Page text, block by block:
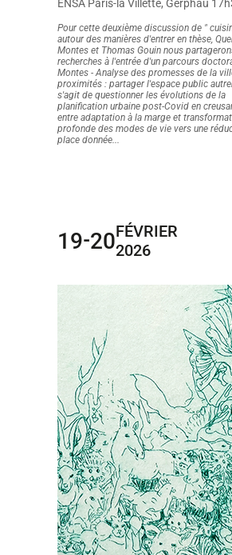
ENSA Paris-la Villette, Gerphau
Pour cette deuxième discussion de "
autour des manières d'entrer en thèse,
Montes et Thomas Gouin nous
recherches à l'entrée d'un parcours
Montes - Analyse des promesses de la
proximités : partager l'espace public
s'agit de questionner les évolutions de la
planification urbaine post-Covid en
entre adaptation à la marge et
profonde des modes de vie vers une
place donnée...
19-20FÉVRIER
2026